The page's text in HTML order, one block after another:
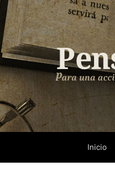
Inicio